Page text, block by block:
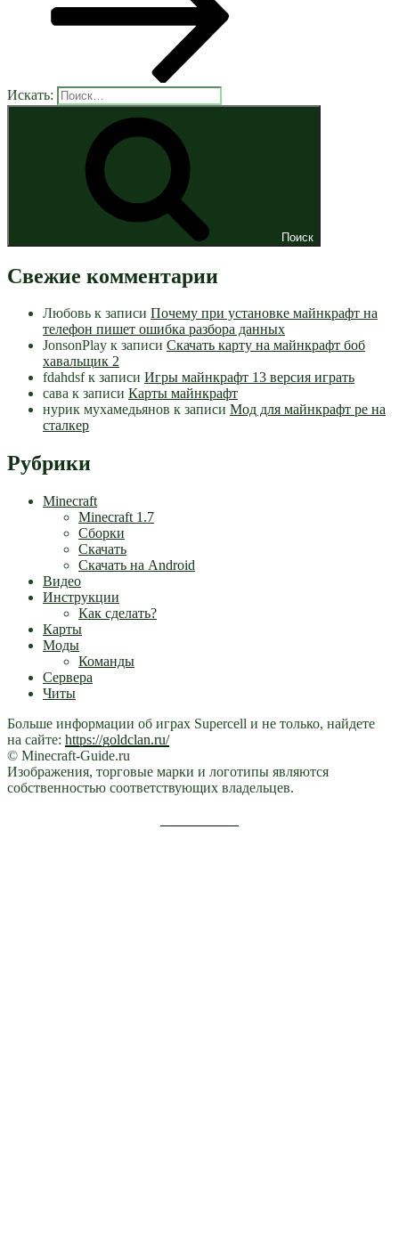
Искать:
Поиск
Свежие комментарии
Любовь к записи Почему при установке майнкрафт на
телефон пишет ошибка разбора данных
JonsonPlay к записи Скачать карту на майнкрафт боб
хавальщик 2
fdahdsfк записи Игры майнкрафт 13 версия играть
сава к записи Карты майнкрафт
нурик мухамедьянов к записи Мод для майнкрафт pe на
сталкер
Рубрики
Minecraft
Minecraft 1.7
Сборки
Скачать
Скачать на Android
Видео
Инструкции
Как сделать?
Карты
Моды
Команды
Сервера
Читы
Больше информации об играх Supercell и не только, найдете
на сайте: https://goldclan.ru/
© Minecraft-Guide.ru
Изображения, торговые марки и логотипы являются
собственностью соответствующих владельцев.